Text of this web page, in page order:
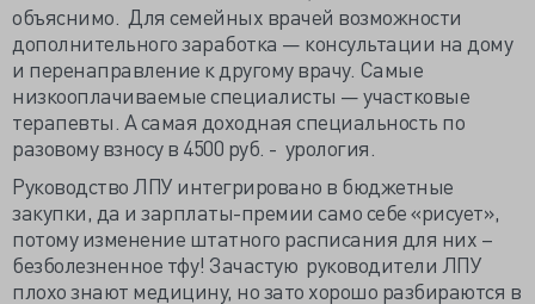
объяснимо. Для семейных врачей возможности
дополнительного заработка — консультации на дому
и перенаправление к другому врачу. Самые
низкооплачиваемые специалисты — участковые
терапевты. А самая доходная специальность по
разовому взносу в 4500 руб. - урология.
Руководство ЛПУ интегрировано в бюджетные
закупки, да и зарплаты-премии само себе «рисует»,
потому изменение штатного расписания для них –
безболезненное тфу! Зачастую руководители ЛПУ
плохо знают медицину, но зато хорошо разбираются в